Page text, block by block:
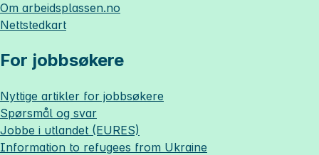
Om arbeidsplassen.no
Nettstedkart
For jobbsøkere
Nyttige artikler for jobbsøkere
Spørsmål og svar
Jobbe i utlandet (EURES)
Information to refugees from Ukraine